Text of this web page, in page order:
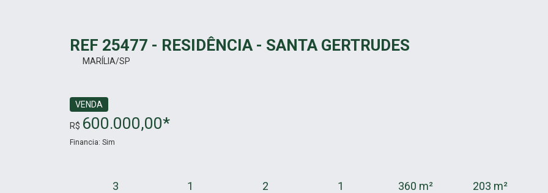
REF 25477 - RESIDÊNCIA - SANTA GERTRUDES
MARÍLIA/SP
VENDA
R$ 600.000,00*
Financia: Sim
3 1 2 1 360 m² 203 m²